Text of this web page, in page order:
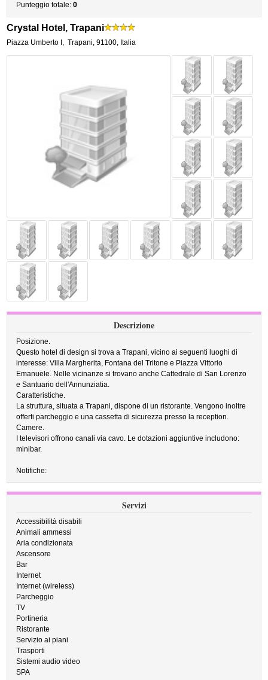
Punteggio totale:0
Crystal Hotel, Trapani
Piazza Umberto I , Trapani,91100, Italia
Descrizione
Posizione.
Questo hotel di design si trova a Trapani, vicino ai seguenti luoghi di
interesse: Villa Margherita, Fontana del Tritone e Piazza Vittorio
Emanuele. Nelle vicinanze si trovano anche Cattedrale di San Lorenzo
e Santuario dell'Annunziatia.
Caratteristiche.
La struttura, situata a Trapani, dispone di un ristorante. Vengono inoltre
offerti parcheggio e una cassetta di sicurezza presso la reception.
Camere.
I televisori offrono canali via cavo. Le dotazioni aggiuntive includono:
minibar.
Notifiche:
Servizi
Accessibilità disabili
Animali ammessi
Aria condizionata
Ascensore
Bar
Internet
Internet (wireless)
Parcheggio
TV
Portineria
Ristorante
Servizio ai piani
Trasporti
Sistemi audio video
SPA